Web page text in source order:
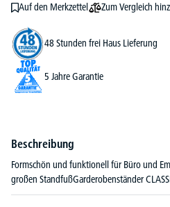
Auf den Merkzettel Zum Vergleich
48 Stunden frei Haus Lieferung
5 Jahre Garantie
Beschreibung
Formschön und funktionell für Büro und
großen StandfußGarderobenständer